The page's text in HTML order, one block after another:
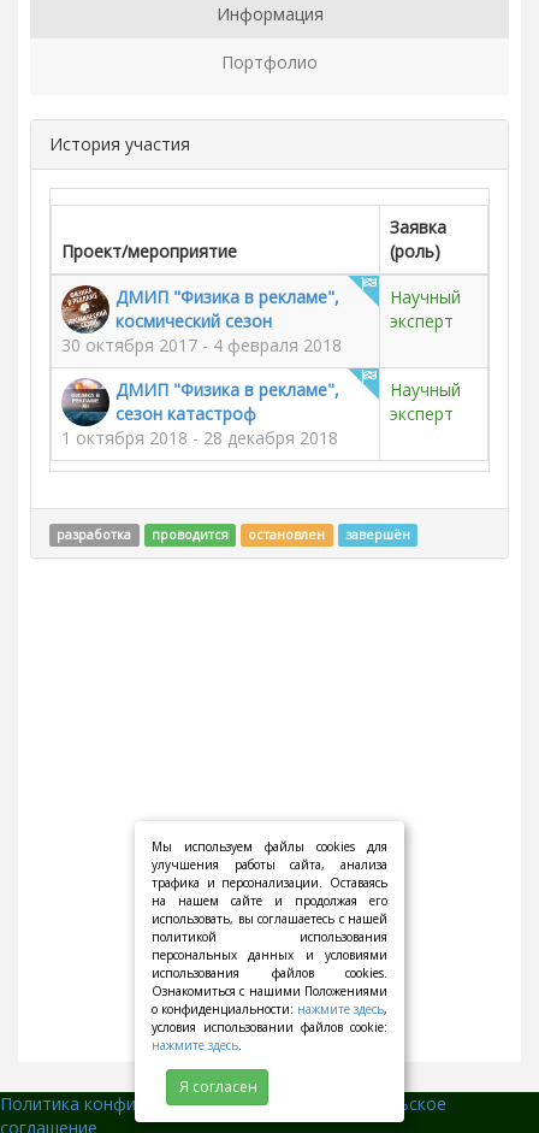
Информация
Портфолио
История участия
Проект/мероприятие
Заявка
(роль)
ДМИП "Физика в рекламе",
космический сезон
30 октября 2017 - 4 февраля 2018
Научный
эксперт
ДМИП "Физика в рекламе",
сезон катастроф
1 октября 2018 - 28 декабря 2018
Научный
эксперт
разработка проводится остановлен завершён
Политика конфиденциальности||
Пользовательское
соглашение
Мы используем файлы cookies для
улучшения работы сайта, анализа
трафика и персонализации. Оставаясь
на нашем сайте и продолжая его
использовать, вы соглашаетесь с нашей
политикой использования
персональных данных и условиями
использования файлов cookies.
Ознакомиться с нашими Положениями
о конфиденциальности: нажмите здесь,
условия использовании файлов cookie:
нажмите здесь.
Я согласен